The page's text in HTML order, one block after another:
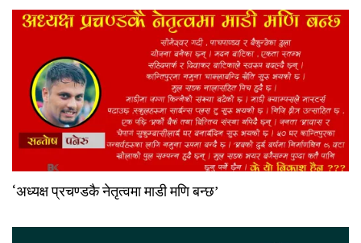
‘अध्यक्ष प्रचण्डकै नेतृत्वमा माडी मणि बन्छ’